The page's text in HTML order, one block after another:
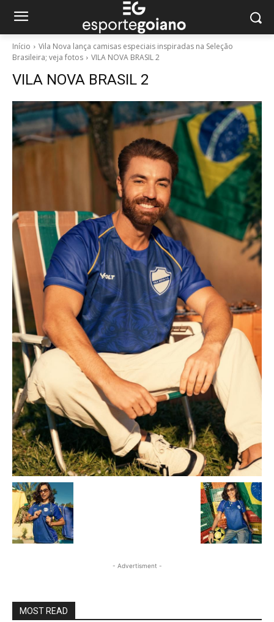
Início
Vila Nova lança camisas especiais inspiradas na Seleção
Brasileira; veja fotos
VILA NOVA BRASIL 2
VILA NOVA BRASIL 2
- Advertisment -
MOST READ